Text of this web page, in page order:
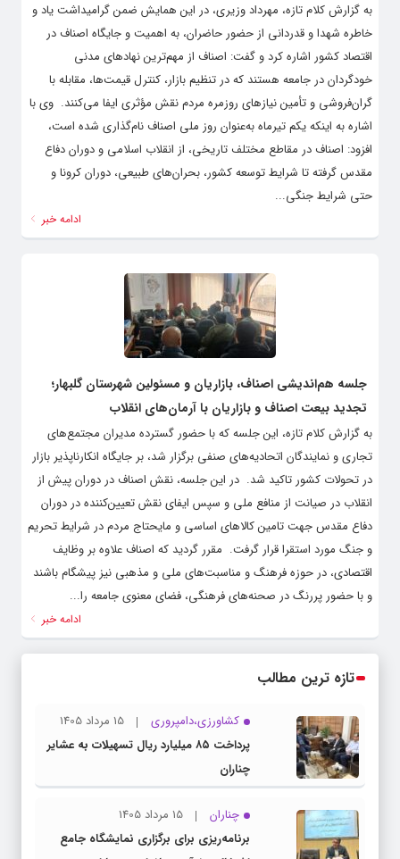
به گزارش کلام تازه، مهرداد وزیری، در این همایش ضمن گرامیداشت یاد و
خاطره شهدا و قدردانی از حضور حاضران، به اهمیت و جایگاه اصناف در
اقتصاد کشور اشاره کرد و گفت: اصناف از مهم‌ترین نهادهای مدنی
خودگردان در جامعه هستند که در تنظیم بازار، کنترل قیمت‌ها، مقابله با
گران‌فروشی و تأمین نیازهای روزمره مردم نقش مؤثری ایفا می‌کنند. ‌ وی با
اشاره به اینکه یکم تیرماه به‌عنوان روز ملی اصناف نام‌گذاری شده است،
افزود: اصناف در مقاطع مختلف تاریخی، از انقلاب اسلامی و دوران دفاع
مقدس گرفته تا شرایط توسعه کشور، بحران‌های طبیعی، دوران کرونا و
حتی شرایط جنگی...
ادامه خبر
جلسه هم‌اندیشی اصناف، بازاریان و مسئولین شهرستان گلبهار؛
تجدید بیعت اصناف و بازاریان با آرمان‌های انقلاب
به گزارش کلام تازه، این جلسه که با حضور گسترده مدیران مجتمع‌های
تجاری و نمایندگان اتحادیه‌های صنفی برگزار شد، بر جایگاه انکارناپذیر بازار
در تحولات کشور تاکید شد. ‌ در این جلسه، نقش اصناف در دوران پیش از
انقلاب در صیانت از منافع ملی و سپس ایفای نقش تعیین‌کننده در دوران
دفاع مقدس جهت تامین کالاهای اساسی و مایحتاج مردم در شرایط تحریم
و جنگ مورد استقرا قرار گرفت. ‌ مقرر گردید که اصناف علاوه بر وظایف
اقتصادی، در حوزه فرهنگ و مناسبت‌های ملی و مذهبی نیز پیشگام باشند
و با حضور پررنگ در صحنه‌های فرهنگی، فضای معنوی جامعه را...
ادامه خبر
تازه ترین مطالب
کشاورزی،دامپروری
15 مرداد 1405
پرداخت ۸۵ میلیارد ریال تسهیلات به عشایر
چناران
چناران
15 مرداد 1405
برنامه‌ریزی برای برگزاری نمایشگاه جامع